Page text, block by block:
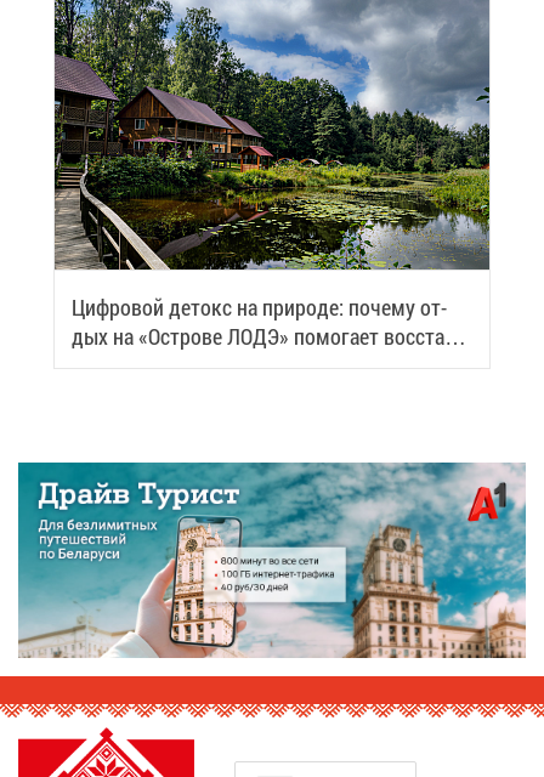
Циф­ро­вой де­токс на при­ро­де: по­че­му от­
дых на «Ост­ро­ве ЛОДЭ» по­мо­га­ет вос­ста­но­
вить си­лы